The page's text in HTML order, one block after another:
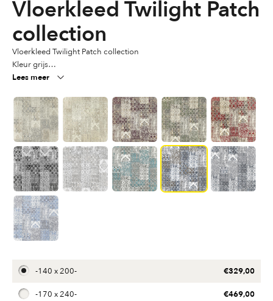
Vloerkleed Twilight Patch
collection
Vloerkleed Twilight Patch collection
Kleur grijs
Diverse maten beschikbaar
Lees meer
-140 x 200- €329,00
-170 x 240- €469,00